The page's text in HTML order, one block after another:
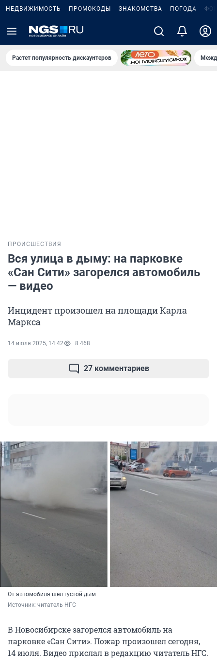
НЕДВИЖИМОСТЬ ПРОМОКОДЫ ЗНАКОМСТВА ПОГОДА
Растет популярность дискаунтеров
ПРОИСШЕСТВИЯ
Вся улица в дыму: на парковке
«Сан Сити» загорелся автомобиль
— видео
Инцидент произошел на площади Карла
Маркса
14 июля 2025, 14:42 8 468
27 комментариев
От автомобиля шел густой дым
Источник: читатель НГС
В Новосибирске загорелся автомобиль на
парковке «Сан Сити». Пожар произошел сегодня,
14 июля. Видео прислал в редакцию читатель НГС.